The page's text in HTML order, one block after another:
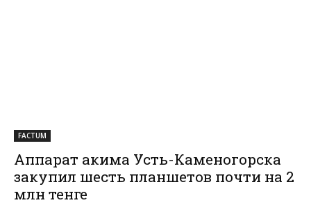
FACTUM
Аппарат акима Усть-Каменогорска
закупил шесть планшетов почти на 2
млн тенге